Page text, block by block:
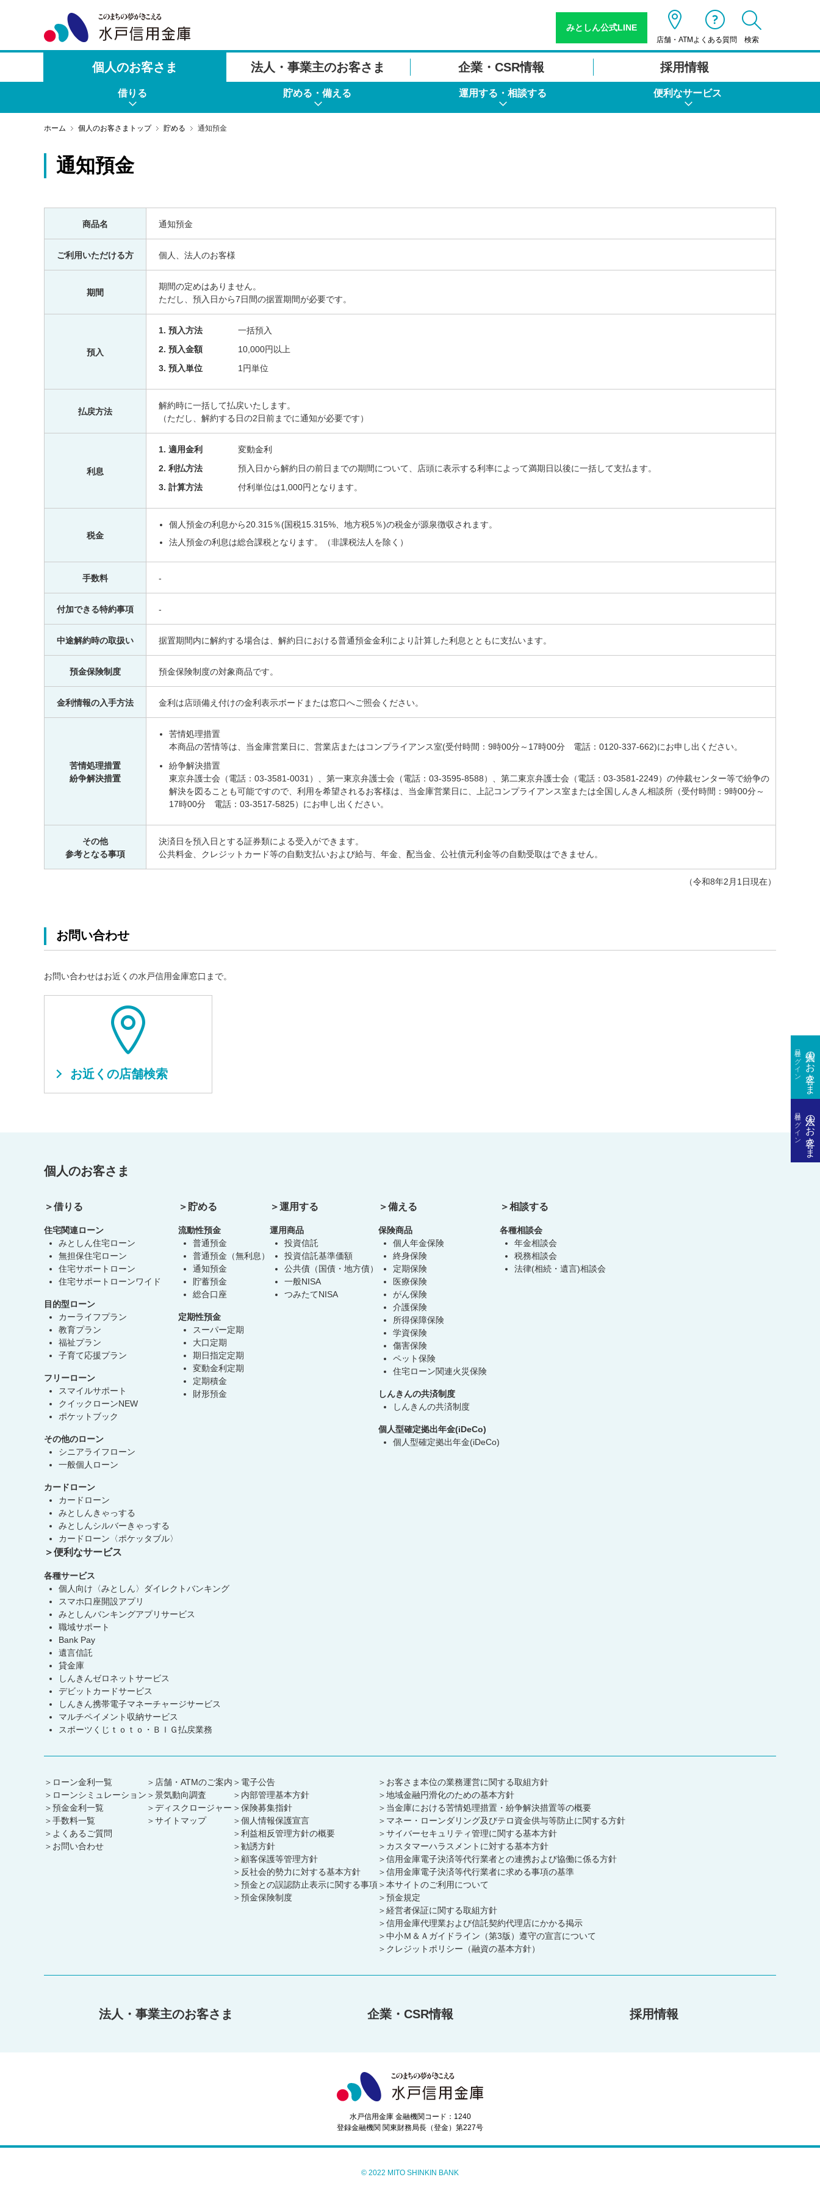
みとしん公式LINE
店舗・ATM よくある質問 検索
個人のお客さま
借りる 貯める・備える 運用する・相談する 便利なサービス
法人・事業主のお客さま 企業・CSR情報 採用情報
ホーム 個人のお客さまトップ 貯める 通知預金
通知預金
商品名 通知預金
ご利用いただける方 個人、法人のお客様
期間
期間の定めはありません。
ただし、預入日から7日間の据置期間が必要です。
預入
1. 預入方法
一括預入
2. 預入金額
10,000円以上
3. 預入単位
1円単位
払戻方法
解約時に一括して払戻いたします。
（ただし、解約する日の2日前までに通知が必要です）
利息
1. 適用金利
変動金利
2. 利払方法
預入日から解約日の前日までの期間について、店頭に表示する利率によって満期日以後に一括して支払ます。
3. 計算方法
付利単位は1,000円となります。
税金
個人預金の利息から20.315％(国税15.315%、地方税5％)の税金が源泉徴収されます。
法人預金の利息は総合課税となります。（非課税法人を除く）
手数料 -
付加できる特約事項 -
中途解約時の取扱い 据置期間内に解約する場合は、解約日における普通預金金利により計算した利息とともに支払います。
預金保険制度 預金保険制度の対象商品です。
金利情報の入手方法 金利は店頭備え付けの金利表示ボードまたは窓口へご照会ください。
苦情処理措置
紛争解決措置
苦情処理措置
本商品の苦情等は、当金庫営業日に、営業店またはコンプライアンス室(受付時間：9時00分～17時00分 電話：0120-337-662)にお申し出ください。
紛争解決措置
東京弁護士会（電話：03-3581-0031）、第一東京弁護士会（電話：03-3595-8588）、第二東京弁護士会（電話：03-3581-2249）の仲裁センター等で紛争の
解決を図ることも可能ですので、利用を希望されるお客様は、当金庫営業日に、上記コンプライアンス室または全国しんきん相談所（受付時間：9時00分～
17時00分 電話：03-3517-5825）にお申し出ください。
その他
参考となる事項
決済日を預入日とする証券類による受入ができます。
公共料金、クレジットカード等の自動支払いおよび給与、年金、配当金、公社債元利金等の自動受取はできません。
（令和8年2月1日現在）
お問い合わせ
お問い合わせはお近くの水戸信用金庫窓口まで。
お近くの店舗検索
個人のお客さま
借りる
住宅関連ローン
みとしん住宅ローン
無担保住宅ローン
住宅サポートローン
住宅サポートローンワイド
目的型ローン
カーライフプラン
教育プラン
福祉プラン
子育て応援プラン
フリーローン
スマイルサポート
クイックローンNEW
ポケットブック
その他のローン
シニアライフローン
一般個人ローン
カードローン
カードローン
みとしんきゃっする
みとしんシルバーきゃっする
カードローン〈ポケッタブル〉
貯める
流動性預金
普通預金
普通預金（無利息）
通知預金
貯蓄預金
総合口座
定期性預金
スーパー定期
大口定期
期日指定定期
変動金利定期
定期積金
財形預金
運用する
運用商品
投資信託
投資信託基準価額
公共債（国債・地方債）
一般NISA
つみたてNISA
備える
保険商品
個人年金保険
終身保険
定期保険
医療保険
がん保険
介護保険
所得保障保険
学資保険
傷害保険
ペット保険
住宅ローン関連火災保険
しんきんの共済制度
しんきんの共済制度
個人型確定拠出年金(iDeCo)
個人型確定拠出年金(iDeCo)
相談する
各種相談会
年金相談会
税務相談会
法律(相続・遺言)相談会
便利なサービス
各種サービス
個人向け〈みとしん〉ダイレクトバンキング
スマホ口座開設アプリ
みとしんバンキングアプリサービス
職域サポート
Bank Pay
遺言信託
貸金庫
しんきんゼロネットサービス
デビットカードサービス
しんきん携帯電子マネーチャージサービス
マルチペイメント収納サービス
スポーツくじｔｏｔｏ・ＢＩＧ払戻業務
ローン金利一覧
ローンシミュレーション
預金金利一覧
手数料一覧
よくあるご質問
お問い合わせ
店舗・ATMのご案内
景気動向調査
ディスクロージャー
サイトマップ
電子公告
内部管理基本方針
保険募集指針
個人情報保護宣言
利益相反管理方針の概要
勧誘方針
顧客保護等管理方針
反社会的勢力に対する基本方針
預金との誤認防止表示に関する事項
預金保険制度
お客さま本位の業務運営に関する取組方針
地域金融円滑化のための基本方針
当金庫における苦情処理措置・紛争解決措置等の概要
マネー・ローンダリング及びテロ資金供与等防止に関する方針
サイバーセキュリティ管理に関する基本方針
カスタマーハラスメントに対する基本方針
信用金庫電子決済等代行業者との連携および協働に係る方針
信用金庫電子決済等代行業者に求める事項の基準
本サイトのご利用について
預金規定
経営者保証に関する取組方針
信用金庫代理業および信託契約代理店にかかる掲示
中小Ｍ＆Ａガイドライン（第3版）遵守の宣言について
クレジットポリシー（融資の基本方針）
法人・事業主のお客さま 企業・CSR情報 採用情報
水戸信用金庫 金融機関コード：1240
登録金融機関 関東財務局長（登金）第227号
© 2022 MITO SHINKIN BANK
各種ログイン個人のお客さま
各種ログイン法人のお客さま